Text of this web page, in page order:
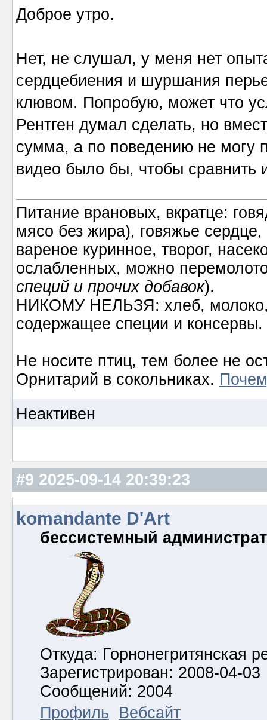
Доброе утро.
Нет, не слушал, у меня нет
сердцебиения и шуршания
клювом. Попробую, может что
Рентген думал сделать, но
сумма, а по поведению не могу
видео было бы, чтобы сравнить
Питание врановых, вкратце:
мясо без жира), говяжье
вареное куринное, творог,
ослабленных, можно
специй и прочих добавок).
НИКОМУ НЕЛЬЗЯ: хлеб, молоко,
содержащее специи и консервы.
Не носите птиц, тем более не
Орнитарий в сокольниках.
Неактивен
#9 2025-09-14 20:39:23
komandante D'Art
бессистемный
Откуда: Горнонегритянская
Зарегистрирован: 2008-04-03
Сообщений: 2004
Профиль
Вебсайт